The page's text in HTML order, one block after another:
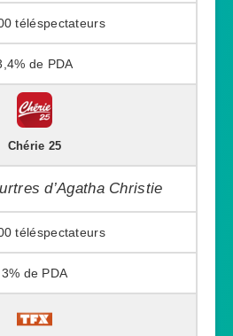
Chérie 25
d’Agatha Christie
3%